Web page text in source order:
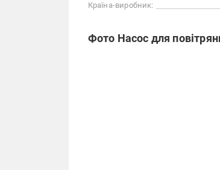
Країна-виробник:
Фото Насос для